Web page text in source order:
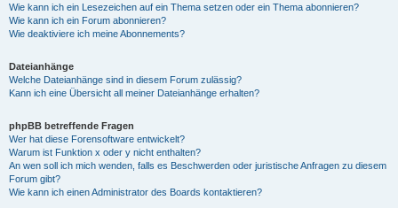
Wie kann ich ein Lesezeichen auf ein Thema setzen oder ein Thema abonnieren?
Wie kann ich ein Forum abonnieren?
Wie deaktiviere ich meine Abonnements?
Dateianhänge
Welche Dateianhänge sind in diesem Forum zulässig?
Kann ich eine Übersicht all meiner Dateianhänge erhalten?
phpBB betreffende Fragen
Wer hat diese Forensoftware entwickelt?
Warum ist Funktion x oder y nicht enthalten?
An wen soll ich mich wenden, falls es Beschwerden oder juristische Anfragen zu diesem
Forum gibt?
Wie kann ich einen Administrator des Boards kontaktieren?